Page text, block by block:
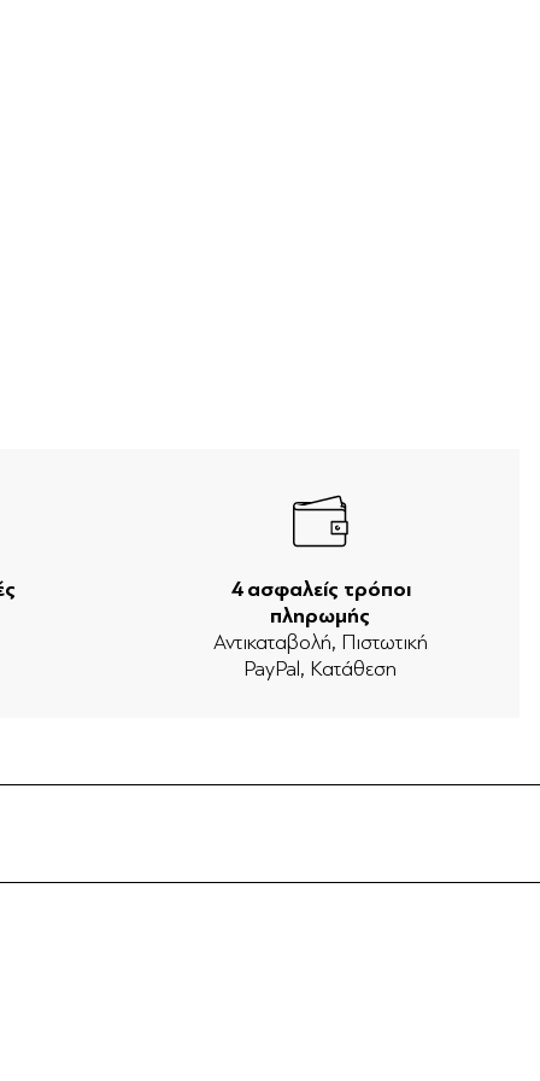
4 ασφαλείς τρόποι
πληρωμής
Αντικαταβολή, Πιστωτική
PayPal, Κατάθεση